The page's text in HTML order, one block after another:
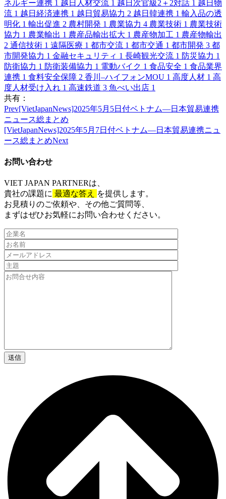
ネルギー連携 1 越日人材交流 1 越日次官級2＋2対話 1 越日物
流 1 越日経済連携 1 越日貿易協力 2 越日韓連携 1 輸入品の透
明化 1 輸出促進 2 農村開発 1 農業協力 4 農業技術 1 農業技術
協力 1 農業輸出 1 農産品輸出拡大 1 農産物加工 1 農産物輸出
2 通信技術 1 遠隔医療 1 都市交流 1 都市交通 1 都市開発 3 都
市開発協力 1 金融セキュリティ 1 長崎観光交流 1 防災協力 1
防衛協力 1 防衛装備協力 1 電動バイク 1 食品安全 1 食品業界
連携 1 食料安全保障 2 香川–ハイフォンMOU 1 高度人材 1 高
度人材受け入れ 1 高速鉄道 3 魚べい出店 1
共有：
Prev[VietJapanNews]2025年5月5日付ベトナム―日本貿易連携
ニュース総まとめ
[VietJapanNews]2025年5月7日付ベトナム―日本貿易連携ニュ
ース総まとめNext
お問い合わせ​
VIET JAPAN PARTNERは、
貴社の課題に 最適な答え
を提供します。
お見積りのご依頼や、その他ご質問等、​
まずはぜひお気軽にお問い合わせください。​